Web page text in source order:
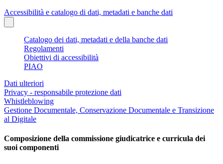
Accessibilità e catalogo di dati, metadati e banche dati
Catalogo dei dati, metadati e della banche dati
Regolamenti
Obiettivi di accessibilità
PIAO
Dati ulteriori
Privacy - responsabile protezione dati
Whistleblowing
Gestione Documentale, Conservazione Documentale e Transizione
al Digitale
Composizione della commissione giudicatrice e curricula dei
suoi componenti